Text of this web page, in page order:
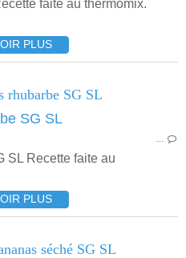
faite au thermomix.
PLUS
rhubarbe SG SL
SL Recette faite au
PLUS
séché SG SL